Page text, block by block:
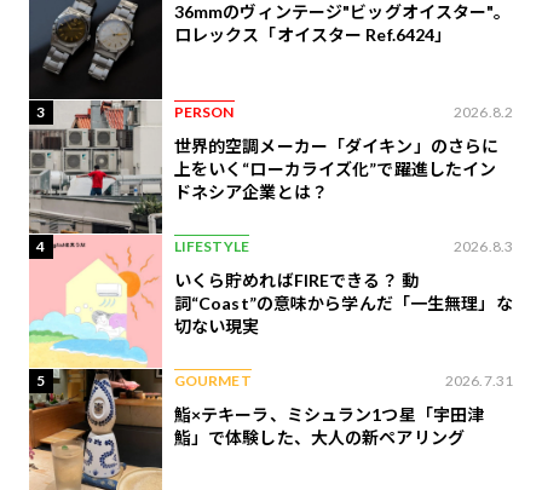
36mmのヴィンテージ"ビッグオイスター"。
ロレックス「オイスター Ref.6424」
3 PERSON 2026.8.2
世界的空調メーカー「ダイキン」のさらに
上をいく“ローカライズ化”で躍進したイン
ドネシア企業とは？
4 LIFESTYLE 2026.8.3
いくら貯めればFIREできる？ 動
詞“Coast”の意味から学んだ「一生無理」な
切ない現実
5 GOURMET 2026.7.31
鮨×テキーラ、ミシュラン1つ星「宇田津
鮨」で体験した、大人の新ペアリング